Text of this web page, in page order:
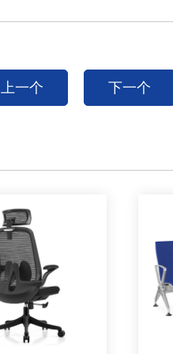
上一个 下一个